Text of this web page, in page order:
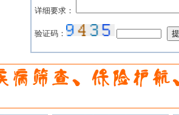
详细要求：
验证码：